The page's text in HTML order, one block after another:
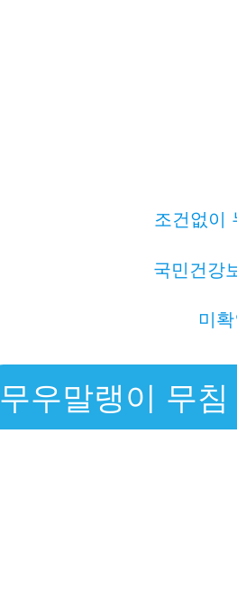
조건없이
국민건강
미
무우말랭이 무침